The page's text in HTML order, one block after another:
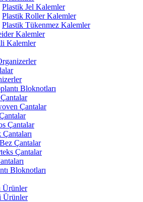
Plastik Jel Kalemler
Plastik Roller Kalemler
Plastik Tükenmez Kalemler
Kalemler
Kalemler
Bloknotları
Çantalar
Çantalar
Çantalar
Çantalar
Bloknotları
Ürünler
Ürünler